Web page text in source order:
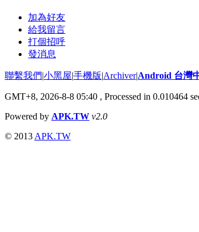
加為好友
給我留言
打個招呼
發消息
聯繫我們|小黑屋|手機版|Archiver|Android 台灣
GMT+8, 2026-8-8 05:40 , Processed in 0.010464
Powered by APK.TW v2.0
© 2013 APK.TW